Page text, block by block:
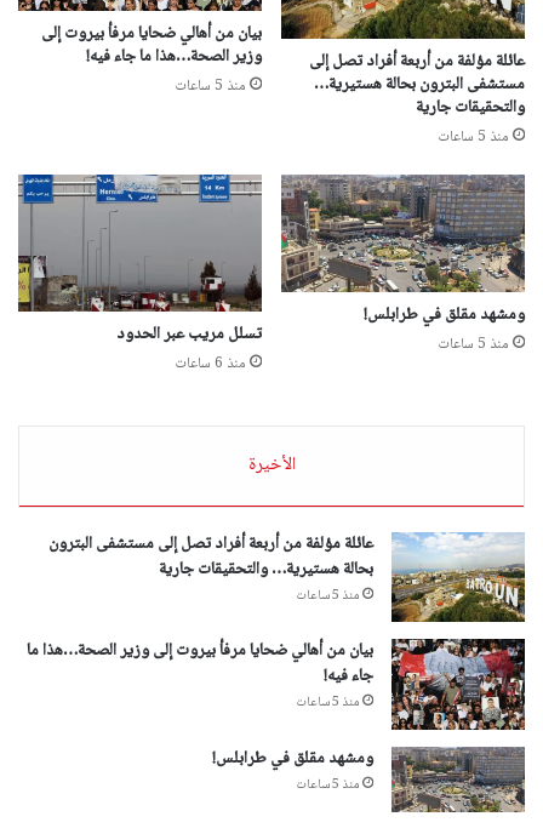
عائلة مؤلفة من أربعة أفراد تصل إلى
مستشفى البترون بحالة هستيرية…
والتحقيقات جارية
منذ 5 ساعات
بيان من أهالي ضحايا مرفأ بيروت إلى
وزير الصحة…هذا ما جاء فيه!
منذ 5 ساعات
ومشهد مقلق في طرابلس!
منذ 5 ساعات تسلل مريب عبر الحدود
منذ 6 ساعات
الأخيرة
عائلة مؤلفة من أربعة أفراد تصل إلى مستشفى البترون
بحالة هستيرية… والتحقيقات جارية
منذ 5 ساعات
بيان من أهالي ضحايا مرفأ بيروت إلى وزير الصحة…هذا ما
جاء فيه!
منذ 5 ساعات
ومشهد مقلق في طرابلس!
منذ 5 ساعات